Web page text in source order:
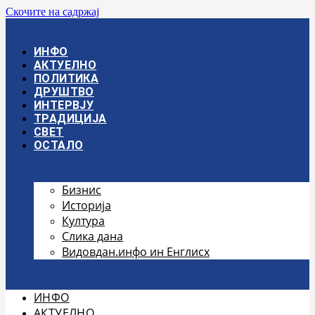
Скочите на садржај
ИНФО
АКТУЕЛНО
ПОЛИТИКА
ДРУШТВО
ИНТЕРВЈУ
ТРАДИЦИЈА
СВЕТ
ОСТАЛО
Бизнис
Историја
Култура
Слика дана
Видовдан.инфо ин Енглисх
ИНФО